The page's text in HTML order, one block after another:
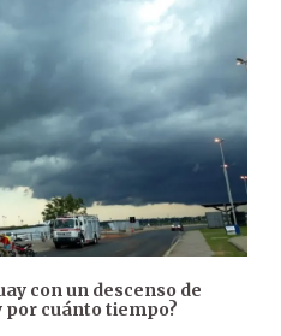
con un descenso de
por cuánto tiempo?